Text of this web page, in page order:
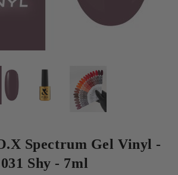
Spectrum Gel Vinyl -
031 Shy - 7ml